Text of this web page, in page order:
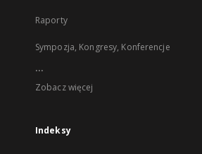
Raporty
Sympozja, Kongresy, Konferencje
...
Zobacz więcej
Indeksy